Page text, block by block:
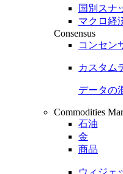
国別スナ
マクロ経
Consensus
コンセン
カスタム
データの
Commodities
石油
金
商品
ウィジェ